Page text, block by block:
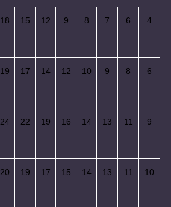
18 15 12 9 8 7 6 4
19 17 14 12 10 9 8 6
24 22 19 16 14 13 11 9
20 19 17 15 14 13 11 10